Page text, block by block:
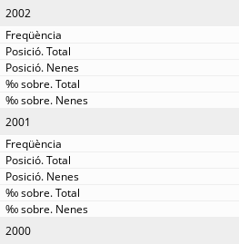
2002
2001
2000